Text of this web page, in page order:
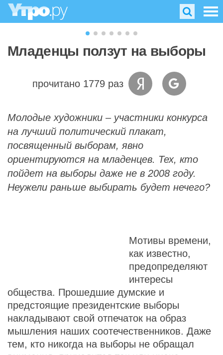
Младенцы ползут на выборы
прочитано 1779 раз
Молодые художники – участники конкурса
на лучший политический плакат,
посвященный выборам, явно
ориентируются на младенцев. Тех, кто
пойдет на выборы даже не в 2008 году.
Неужели раньше выбирать будет нечего?
Мотивы времени,
как известно,
предопределяют
интересы
общества. Прошедшие думские и
предстоящие президентские выборы
накладывают свой отпечаток на образ
мышления наших соотечественников. Даже
тем, кто никогда на выборы не обращал